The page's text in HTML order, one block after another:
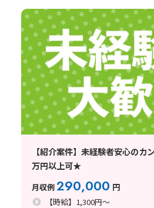
【紹介案件】未経験者安心のカ
万円以上可★
月収例290,000 円
【時給】1,300円～